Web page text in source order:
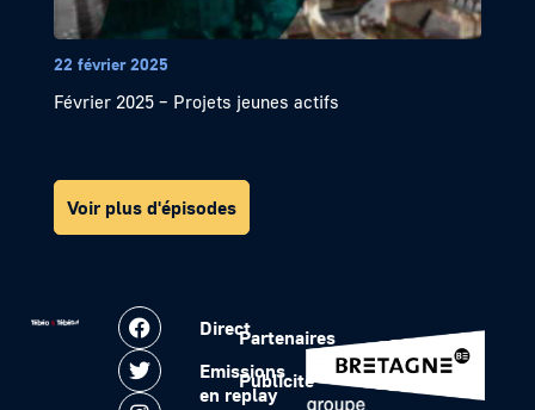
22 février 2025
Février 2025 – Projets jeunes actifs
Voir plus d'épisodes
Direct
Emissions
en replay
Partenaires
Publicité